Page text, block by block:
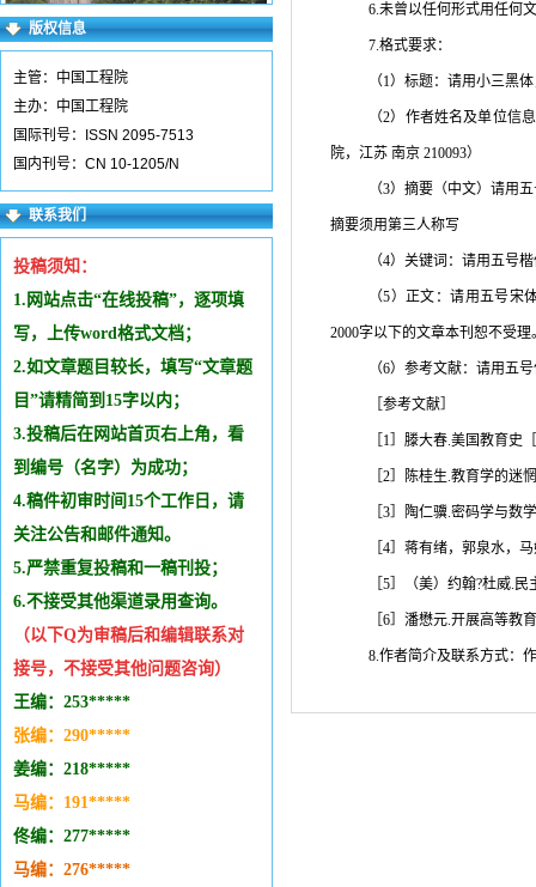
版权信息
主管：中国工程院
主办：中国工程院
国际刊号：ISSN 2095-7513
国内刊号：CN 10-1205/N
联系我们
投稿须知：
1.网站点击“在线投稿”，逐项填
写，上传word格式文档；
2.如文章题目较长，填写“文章题
目”请精简到15字以内；
3.投稿后在网站首页右上角，看
到编号（名字）为成功；
4.稿件初审时间15个工作日，请
关注公告和邮件通知。
5.严禁重复投稿和一稿刊投；
6.不接受其他渠道录用查询。
（以下Q为审稿后和编辑联系对
接号，不接受其他问题咨询）
王编：253*****
张编：290*****
姜编：218*****
马编：191*****
佟编：277*****
马编：276*****
6.未曾以任何形式用任何
7.格式要求：
（1）标题：请用小三黑
（2）作者姓名及单位信
院，江苏 南京 210093）
（3）摘要（中文）请用
摘要须用第三人称写
（4）关键词：请用五号
（5）正文：请用五号宋
2000字以下的文章本刊恕不受理
（6）参考文献：请用五
［参考文献］
1］滕大春.美国教育史［
2］陈桂生.教育学的迷
3］陶仁骥.密码学与数
4］蒋有绪，郭泉水，
5］（美）约翰?杜威. 民
6］潘懋元.开展高等教
8.作者简介及联系方式：